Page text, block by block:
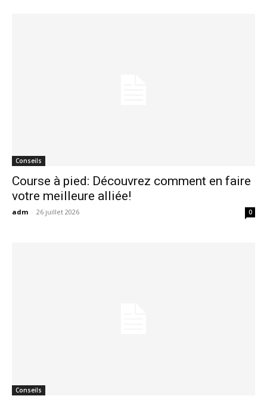
Conseils
Course à pied: Découvrez comment en faire
votre meilleure alliée!
adm - 26 juillet 2026 0
Conseils